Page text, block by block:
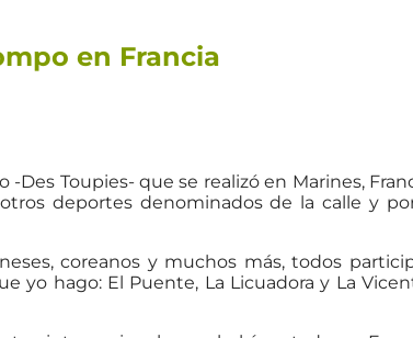
en Francia
Toupies- que se realizó en Marines,
deportes denominados de la calle y
coreanos y muchos más, todos
yo hago: El Puente, La Licuadora y La